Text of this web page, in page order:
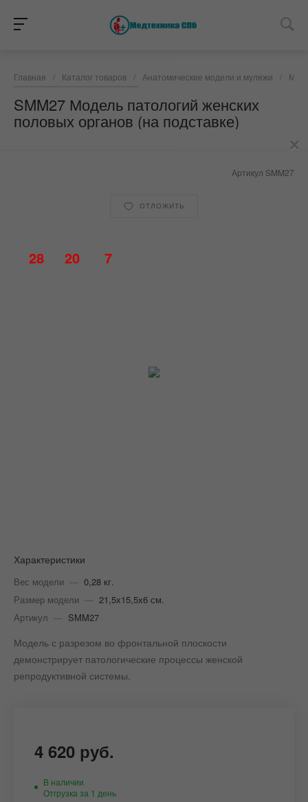
Главная / Каталог товаров / Анатомические модели и муляжи /
SMM27 Модель патологий женских
половых органов (на подставке)
Артикул SMM27
ОТЛОЖИТЬ
Характеристики
Вес модели — 0,28 кг.
Размер модели — 21,5х15,5х6 см.
Артикул — SMM27
Модель с разрезом во фронтальной плоскости
демонстрирует патологические процессы женской
репродуктивной системы.
4 620 руб.
В наличии
Отгрузка за 1 день
×
28 20 7